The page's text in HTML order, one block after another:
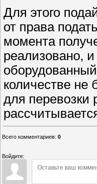
Для этого
от права
момента
реализовано,
количестве не
для перевозки
Всего комментариев: 0
Войдите: